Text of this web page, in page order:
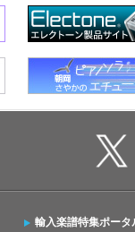
輸入楽譜特集ポータ